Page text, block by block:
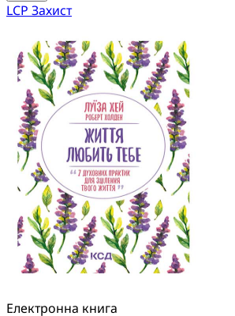
LCP Захист
Електронна книга